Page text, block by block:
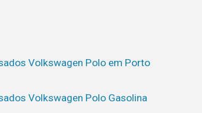
Volkswagen Polo em Porto
Volkswagen Polo Gasolina